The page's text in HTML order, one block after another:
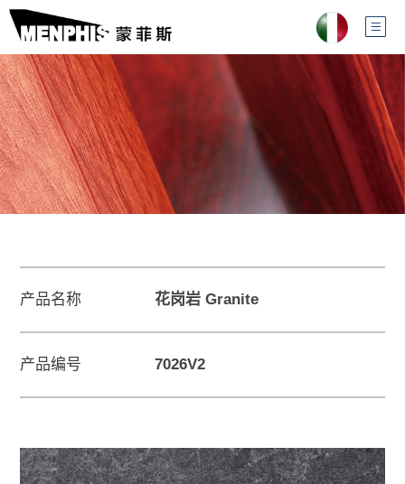
产品名称 花岗岩 Granite
产品编号 7026V2